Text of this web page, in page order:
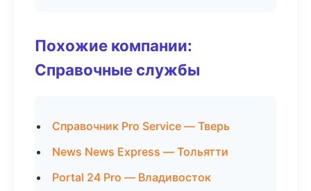
Похожие компании:
Справочные службы
Справочник Pro Service — Тверь
News News Express — Тольятти
Portal 24 Pro — Владивосток